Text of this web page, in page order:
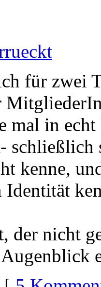
für zwei
mal in
kenne,
der nicht